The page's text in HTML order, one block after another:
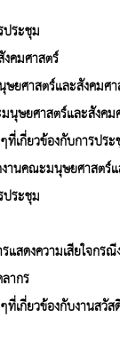
ระชุม
คมศาสตร์
ศาสตร์และสังคมศ
ษยศาสตร์และสังคม
เกี่ยวข้องกับการป
นคณะมนุษยศาสตร์
ระชุม
สดงความเสียใจก
ากร
เกี่ยวข้องกับงานสวัส